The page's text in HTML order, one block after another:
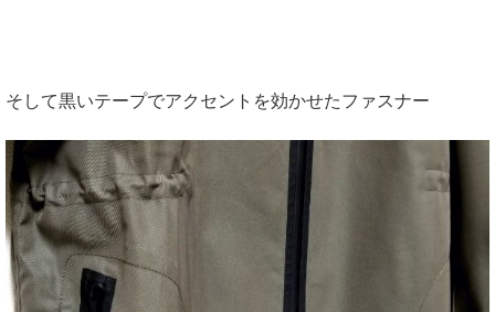
そして黒いテープでアクセントを効かせたファスナー